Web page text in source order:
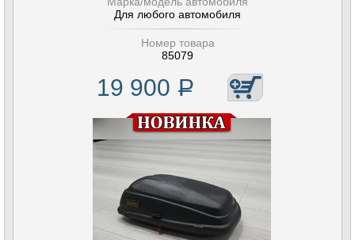
Для любого автомобиля
Номер товара
85079
19 900 Р